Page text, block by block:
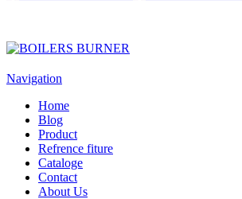
Navigation
Home
Blog
Product
Refrence fiture
Cataloge
Contact
About Us